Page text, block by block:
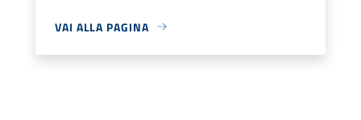
VAI ALLA PAGINA